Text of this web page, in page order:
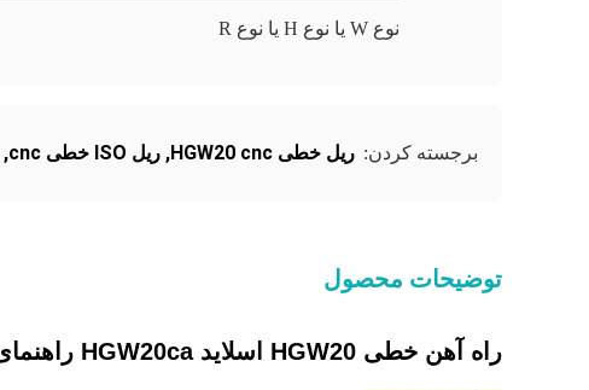
نوع W یا نوع H یا نوع R
برجسته کردن: ریل خطی HGW20 cnc , ریل ISO خطی cnc ,
توضیحات محصول
راه آهن خطی HGW20 اسلاید HGW20ca راهنمای خطی cnc با مجموعه بلوک